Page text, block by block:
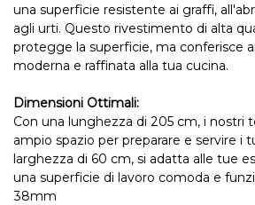
una superficie resistente ai graffi,
agli urti. Questo rivestimento di alta
protegge la superficie, ma conferisce
moderna e raffinata alla tua cucina.
Dimensioni Ottimali:
Con una lunghezza di 205 cm, i nostri
ampio spazio per preparare e servire i
larghezza di 60 cm, si adatta alle tue
una superficie di lavoro comoda e
38mm